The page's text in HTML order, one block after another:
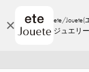
ete/
ジュエリ
ご注文
ご注文